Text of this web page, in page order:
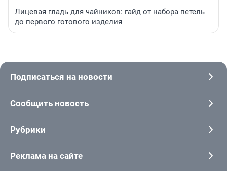
Лицевая гладь для чайников: гайд от набора петель
до первого готового изделия
Подписаться на новости
Сообщить новость
Рубрики
Реклама на сайте